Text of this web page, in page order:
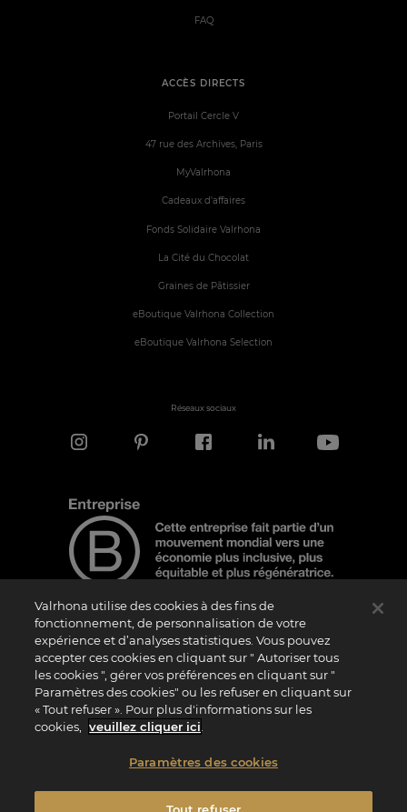
ACCÈS DIRECTS
Portail Cercle V
47 rue des Archives, Paris
MyValrhona
Cadeaux d'affaires
Fonds Solidaire Valrhona
La Cité du Chocolat
Graines de Pâtissier
eBoutique Valrhona Collection
eBoutique Valrhona Selection
FAQ
Réseaux sociaux
Note d'information
Le logo “Certified B Corporation” est attribué par B Lab, une organisation privée à
but non lucratif, aux entreprises qui, comme la nôtre, ont réalisé avec succès le B
Impact Assessment (“BIA”) et répondent aux exigences de B Lab en matière de
performance sociale et environnementale, de responsabilité et de transparence. Il
est précisé que B Lab n’est pas un organisme d’évaluation de la conformité au sens
du règlement (UE) n° 765/2008, ni un organisme de normalisation national,
ou d’autres organismes de normalisation, et ils ne sont pas ratifiés par des
Valrhona utilise des cookies à des fins de
fonctionnement, de personnalisation de votre
expérience et d’analyses statistiques. Vous pouvez
accepter ces cookies en cliquant sur " Autoriser tous
les cookies ", gérer vos préférences en cliquant sur "
Paramètres des cookies" ou les refuser en cliquant sur
« Tout refuser ». Pour plus d'informations sur les
cookies,
veuillez cliquer ici
Paramètres des cookies